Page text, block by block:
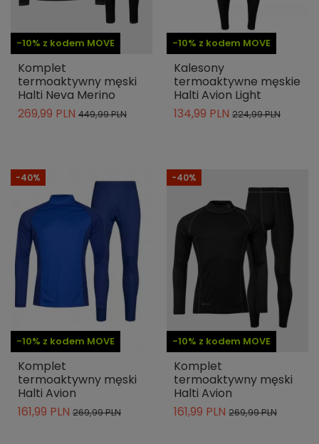
-10% z kodem MOVE
Komplet
termoaktywny męski
Halti Neva Merino
269,99 PLN 449,99 PLN
-10% z kodem MOVE
Kalesony
termoaktywne męskie
Halti Avion Light
134,99 PLN 224,99 PLN
-10% z kodem MOVE
-40%
Komplet
termoaktywny męski
Halti Avion
161,99 PLN 269,99 PLN
-10% z kodem MOVE
-40%
Komplet
termoaktywny męski
Halti Avion
161,99 PLN 269,99 PLN